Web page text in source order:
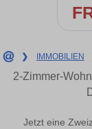
❯ IMMOBILIEN
2-Zimmer-
Jetzt eine